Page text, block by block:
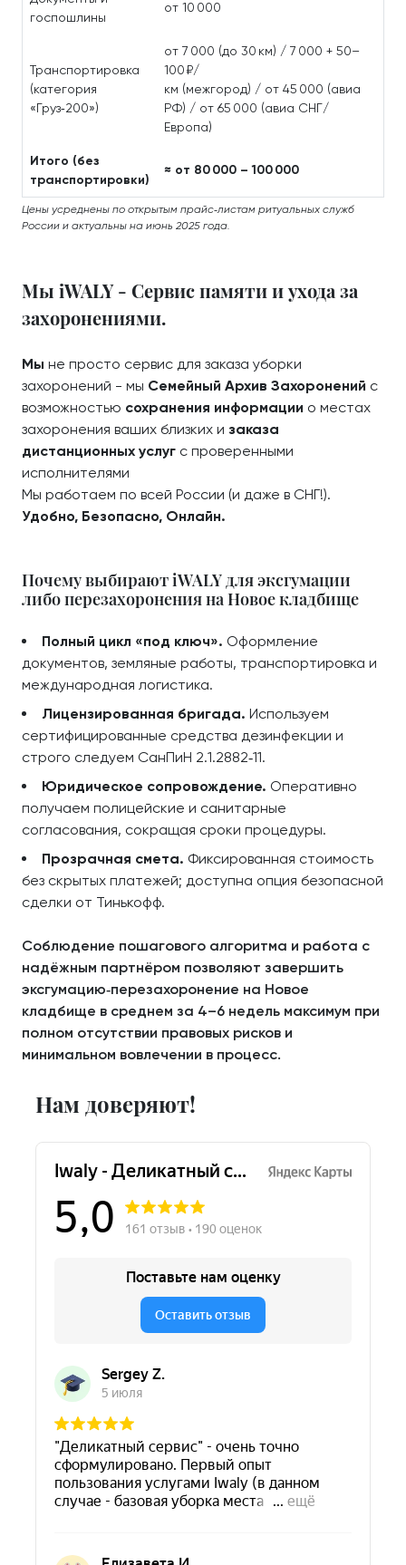
госпошлины
от 10 000
Транспортировка
(категория
«Груз‑200»)
от 7 000 (до 30 км) / 7 000 + 50–
100 ₽/
км (межгород) / от 45 000 (авиа
РФ) / от 65 000 (авиа СНГ/
Европа)
Итого (без
транспортировки)
≈ от 80 000 – 100 000
Цены усреднены по открытым прайс‑листам ритуальных служб
России и актуальны на июнь 2025 года.
Мы iWALY - Сервис памяти и ухода за
захоронениями.
Мы не просто сервис для заказа уборки
захоронений - мы Семейный Архив Захоронений с
возможностью сохранения информации о местах
захоронения ваших близких и заказа
дистанционных услуг с проверенными
исполнителями
Мы работаем по всей России (и даже в СНГ!).
Удобно, Безопасно, Онлайн.
Почему выбирают iWALY для эксгумации
либо перезахоронения на Новое кладбище
Полный цикл «под ключ». Оформление
документов, земляные работы, транспортировка и
международная логистика.
Лицензированная бригада. Используем
сертифицированные средства дезинфекции и
строго следуем СанПиН 2.1.2882‑11.
Юридическое сопровождение. Оперативно
получаем полицейские и санитарные
согласования, сокращая сроки процедуры.
Прозрачная смета. Фиксированная стоимость
без скрытых платежей; доступна опция безопасной
сделки от Тинькофф.
Соблюдение пошагового алгоритма и работа с
надёжным партнёром позволяют завершить
эксгумацию‑перезахоронение на Новое
кладбище в среднем за 4–6 недель максимум при
полном отсутствии правовых рисков и
минимальном вовлечении в процесс.
Нам доверяют!